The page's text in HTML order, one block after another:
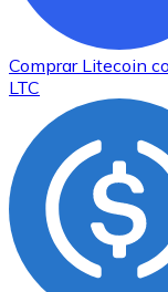
Comprar Litecoin
LTC